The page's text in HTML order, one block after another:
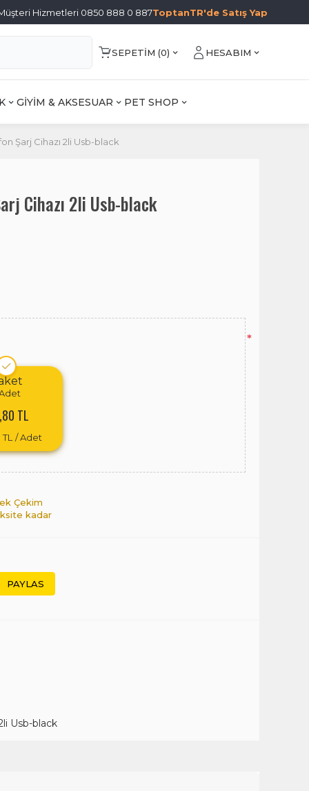
Hizmetleri 0850 888 0 887ToptanTR'de Satış Yap
SEPETIM (0) HESABIM
GİYİM & AKSESUAR PET SHOP
Şarj Cihazı 2li Usb-black
Cihazı 2li Usb-black
*
TL
/ Adet
Çekim
kadar
PAYLAS
Usb-black